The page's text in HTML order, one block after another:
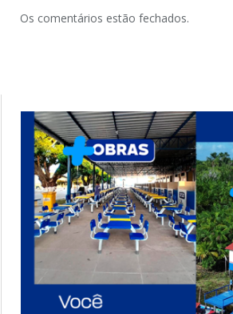
Os comentários estão fechados.